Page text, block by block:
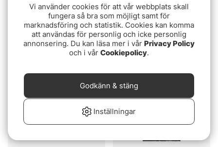
Fladen Tinsel 5 Krokar,
Betyg: (1)4.0 utav 5
Wiggler Sunlight Squid
3-pack
fr. 29 kr
Vi använder cookies för att vår webbplats skall
fungera så bra som möjligt samt för
marknadsföring och statistik. Cookies kan komma
att användas för personlig och icke personlig
annonsering. Du kan läsa mer i vår Privacy Policy
och i vår Cookiepolicy.
Inställningar
Godkänn & stäng